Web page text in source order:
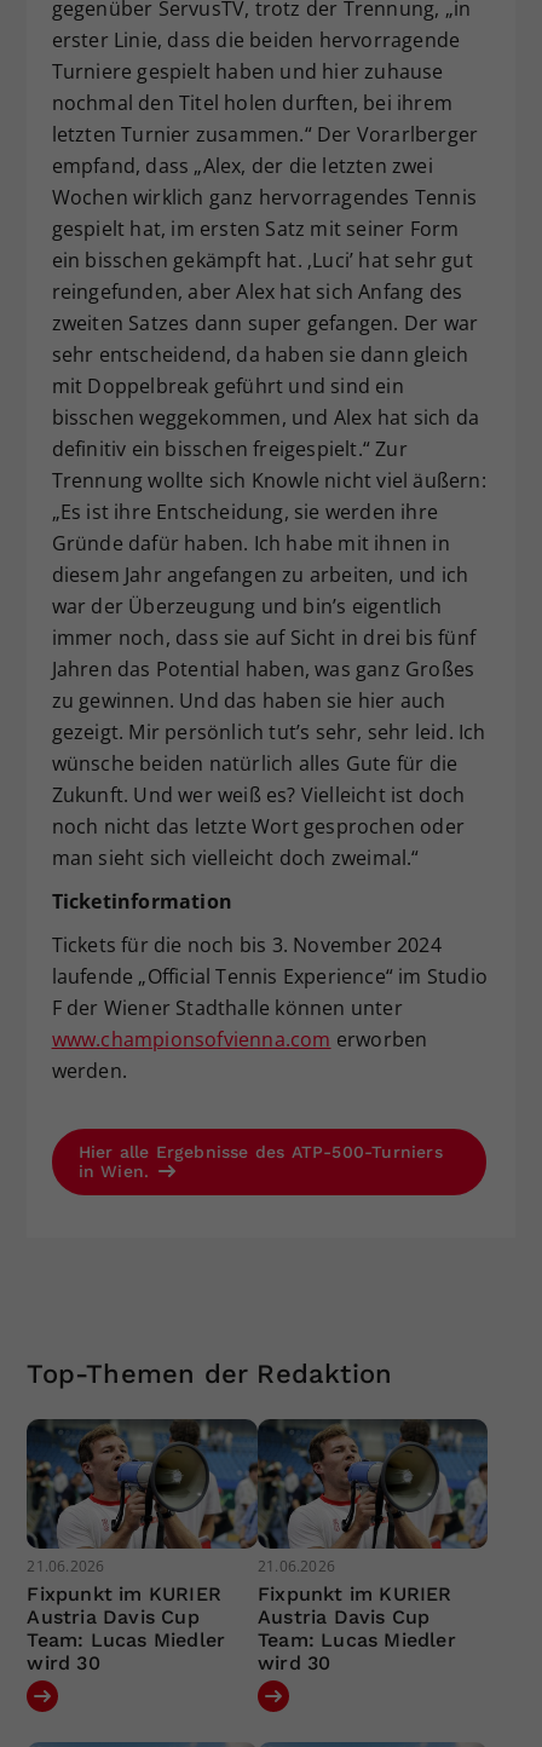
gegenüber ServusTV, trotz der Trennung, „in
erster Linie, dass die beiden hervorragende
Turniere gespielt haben und hier zuhause
nochmal den Titel holen durften, bei ihrem
letzten Turnier zusammen.“ Der Vorarlberger
empfand, dass „Alex, der die letzten zwei
Wochen wirklich ganz hervorragendes Tennis
gespielt hat, im ersten Satz mit seiner Form
ein bisschen gekämpft hat. ‚Luci’ hat sehr gut
reingefunden, aber Alex hat sich Anfang des
zweiten Satzes dann super gefangen. Der war
sehr entscheidend, da haben sie dann gleich
mit Doppelbreak geführt und sind ein
bisschen weggekommen, und Alex hat sich da
definitiv ein bisschen freigespielt.“ Zur
Trennung wollte sich Knowle nicht viel äußern:
„Es ist ihre Entscheidung, sie werden ihre
Gründe dafür haben. Ich habe mit ihnen in
diesem Jahr angefangen zu arbeiten, und ich
war der Überzeugung und bin’s eigentlich
immer noch, dass sie auf Sicht in drei bis fünf
Jahren das Potential haben, was ganz Großes
zu gewinnen. Und das haben sie hier auch
gezeigt. Mir persönlich tut’s sehr, sehr leid. Ich
wünsche beiden natürlich alles Gute für die
Zukunft. Und wer weiß es? Vielleicht ist doch
noch nicht das letzte Wort gesprochen oder
man sieht sich vielleicht doch zweimal.“
Ticketinformation
Tickets für die noch bis 3. November 2024
laufende „Official Tennis Experience“ im Studio
F der Wiener Stadthalle können unter
www.championsofvienna.com erworben
werden.
Hier alle Ergebnisse des ATP-500-Turniers
in Wien.
Top-Themen der Redaktion
21.06.2026
Fixpunkt im KURIER
Austria Davis Cup
Team: Lucas Miedler
wird 30
21.06.2026
Fixpunkt im KURIER
Austria Davis Cup
Team: Lucas Miedler
wird 30